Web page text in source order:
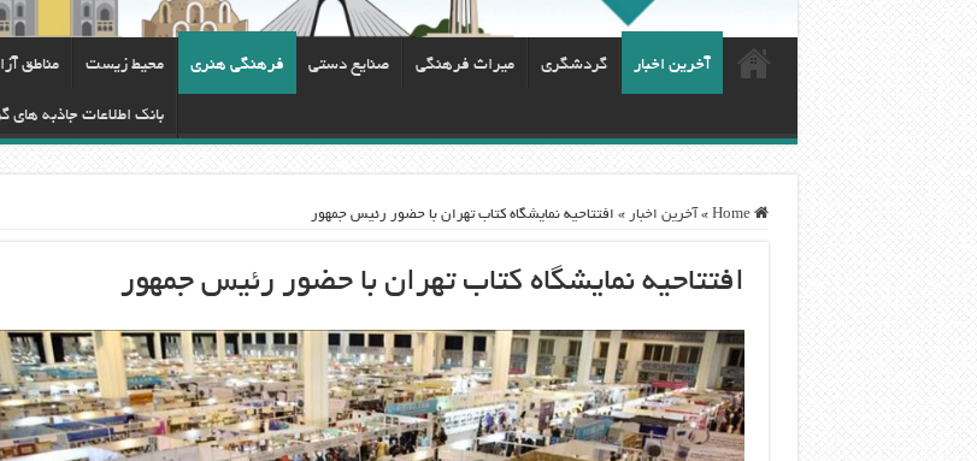
آخرین اخبار گردشگری ميراث فرهنگی صنایع دستی فرهنگی هنری محيط زيست مناطق
بانک اطلاعات جاذبه
Home
» آخرین اخبار » افتتاحیه نمایشگاه کتاب تهران با حضور رئیس جمهور
افتتاحیه نمایشگاه کتاب تهران با حضور رئیس جمهور